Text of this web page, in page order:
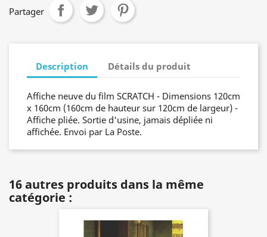
Partager
Description Détails du produit
Affiche neuve du film SCRATCH - Dimensions 120cm
x 160cm (160cm de hauteur sur 120cm de largeur) -
Affiche pliée. Sortie d'usine, jamais dépliée ni
affichée. Envoi par La Poste.
16 autres produits dans la même
catégorie :